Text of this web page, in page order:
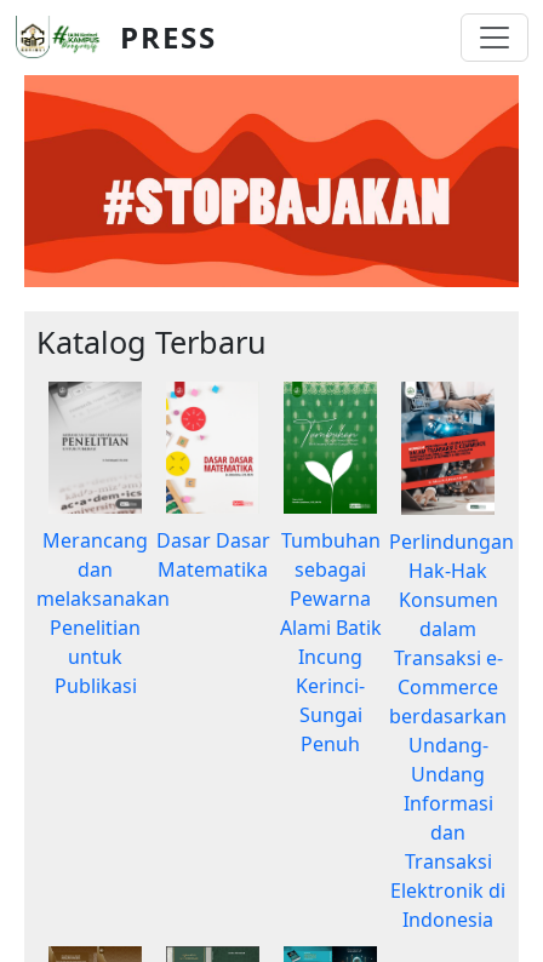
Skip to main content
PRESS
Katalog Terbaru
Merancang
dan
melaksanakan
Penelitian
untuk
Publikasi
Dasar Dasar
Matematika
Tumbuhan
sebagai
Pewarna
Alami Batik
Incung
Kerinci-
Sungai
Penuh
Perlindungan
Hak-Hak
Konsumen
dalam
Transaksi e-
Commerce
berdasarkan
Undang-
Undang
Informasi
dan
Transaksi
Elektronik di
Indonesia